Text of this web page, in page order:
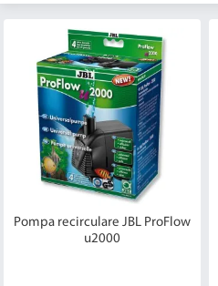
Pompa recirculare JBL ProFlow
u2000